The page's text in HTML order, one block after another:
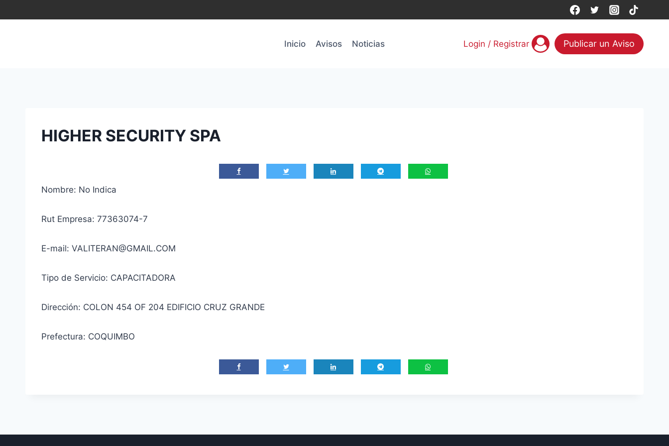
al
Inicio
Avisos Noticias Login / Registrar Publicar un Aviso
HIGHER SECURITY SPA
Nombre: No Indica
Rut Empresa: 77363074-7
E-mail: VALITERAN@GMAIL.COM
Tipo de Servicio: CAPACITADORA
Dirección: COLON 454 OF 204 EDIFICIO CRUZ GRANDE
Prefectura: COQUIMBO